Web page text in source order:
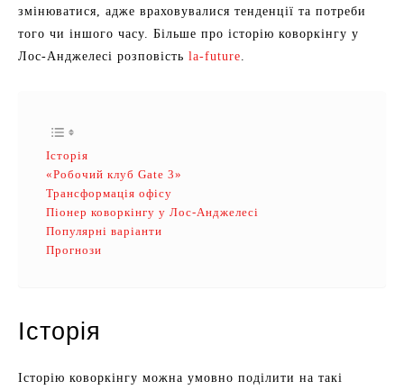
змінюватися, адже враховувалися тенденції та потреби
того чи іншого часу. Більше про історію коворкінгу у
Лос-Анджелесі розповість la-future.
Історія
«Робочий клуб Gate 3»
Трансформація офісу
Піонер коворкінгу у Лос-Анджелесі
Популярні варіанти
Прогнози
Історія
Історію коворкінгу можна умовно поділити на такі